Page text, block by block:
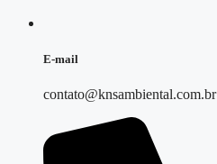
E-mail
contato@knsambiental.com.br